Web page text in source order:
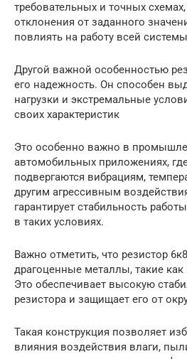
требовательных и точных
отклонения от заданного
повлиять на работу всей
Другой важной особенностью
его надежность. Он способен
нагрузки и экстремальные
своих характеристик
Это особенно важно в
автомобильных приложениях,
подвергаются вибрациям,
другим агрессивным
гарантирует стабильность
в таких условиях.
Важно отметить, что резистор
драгоценные металлы, такие
Это обеспечивает высокую
резистора и защищает его от
Такая конструкция позволяет
влияния воздействия влаги,